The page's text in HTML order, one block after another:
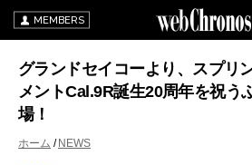
MEMBERS
グランドセイコーより、スプリ
メントCal.9R誕生20周年を祝う
場！
ホーム NEWS